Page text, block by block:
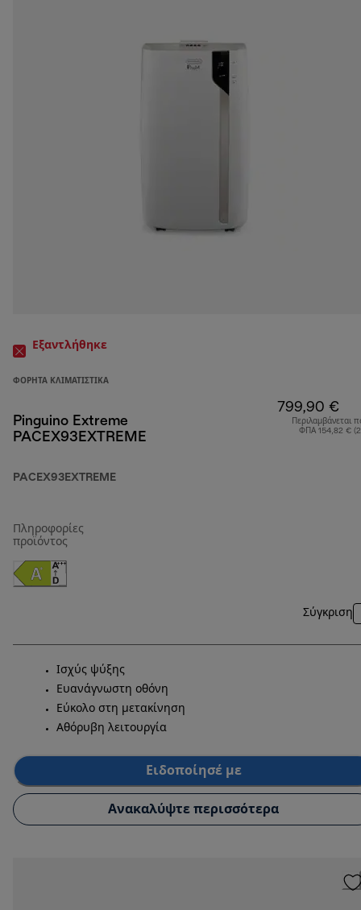
Εξαντλήθηκε
ΦΟΡΗΤΆ ΚΛΙΜΑΤΙΣΤΙΚΆ
Pinguino Extreme
PACEX93EXTREME
PACEX93EXTREME
799,90 €
Περιλαμβάνεται
ΦΠΑ 154,82 €
Πληροφορίες
προϊόντος
Σύγκριση
Ισχύς ψύξης
Ευανάγνωστη οθόνη
Εύκολο στη μετακίνηση
Αθόρυβη λειτουργία
Ειδοποίησέ με
Ανακαλύψτε περισσότερα